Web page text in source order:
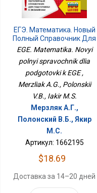
ЕГЭ. Математика. Новый
Полный Справочник Для
Подготовки К ЕГЭ
EGE. Matematika. Novyi
polnyi spravochnik dlia
podgotovki k EGE ,
Merzliak A.G., Polonskii
V.B., Iakir M.S.
Мерзляк А.Г.,
Полонский В.Б., Якир
М.С.
Артикул: 1662195
$18.69
Доставка за 14–20 дней